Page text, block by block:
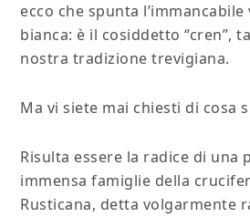
ecco che spunta
bianca: è il cosiddetto “cren”,
nostra tradizione trevigiana.
Ma vi siete mai chiesti di cosa
Risulta essere la radice di una
immensa famiglie della
Rusticana, detta volgarmente